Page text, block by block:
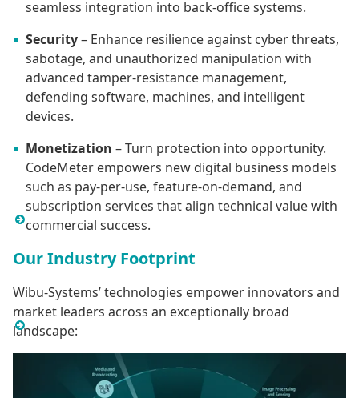
seamless integration into back-office systems.
Security– Enhance resilience against cyber threats,
sabotage, and unauthorized manipulation with
advanced tamper-resistance management,
defending software, machines, and intelligent
devices.
Monetization – Turn protection into opportunity.
CodeMeter empowers new digital business models
such as pay-per-use, feature-on-demand, and
subscription services that align technical value with
commercial success.
Our Industry Footprint
Wibu-Systems’ technologies empower innovators and
market leaders across an exceptionally broad
landscape: